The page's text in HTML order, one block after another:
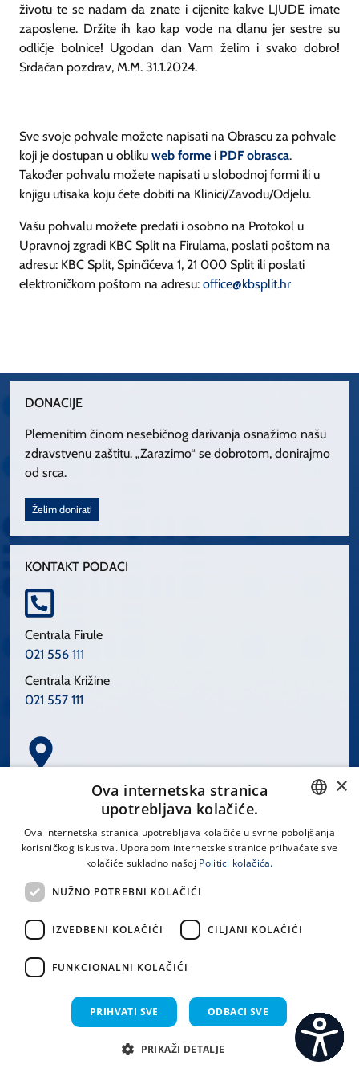
životu te se nadam da znate i cijenite kakve LJUDE imate
zaposlene. Držite ih kao kap vode na dlanu jer sestre su
odličje bolnice! Ugodan dan Vam želim i svako dobro!
Srdačan pozdrav, M.M. 31.1.2024.
Sve svoje pohvale možete napisati na Obrascu za pohvale
koji je dostupan u obliku web forme i PDF obrasca.
Također pohvalu možete napisati u slobodnoj formi ili u
knjigu utisaka koju ćete dobiti na Klinici/Zavodu/Odjelu.
Vašu pohvalu možete predati i osobno na Protokol u
Upravnoj zgradi KBC Split na Firulama, poslati poštom na
adresu: KBC Split, Spinčićeva 1, 21 000 Split ili poslati
elektroničkom poštom na adresu: office@kbsplit.hr
DONACIJE
Plemenitim činom nesebičnog darivanja osnažimo našu
zdravstvenu zaštitu. „Zarazimo“ se dobrotom, donirajmo
od srca.
Želim donirati
KONTAKT PODACI
Centrala Firule
021 556 111
Centrala Križine
021 557 111
Spinčićeva 1, 21000 Split
LINKOVI
Uvjeti korištenja
CROATIAN
×
Ova internetska stranica
upotrebljava kolačiće.
Ova internetska stranica upotrebljava kolačiće u svrhe poboljšanja
korisničkog iskustva. Uporabom internetske stranice prihvaćate sve
kolačiće sukladno našoj Politici kolačića.
NUŽNO POTREBNI KOLAČIĆI
IZVEDBENI KOLAČIĆI CILJANI KOLAČIĆI
FUNKCIONALNI KOLAČIĆI
PRIHVATI SVE ODBACI SVE
PRIKAŽI DETALJE